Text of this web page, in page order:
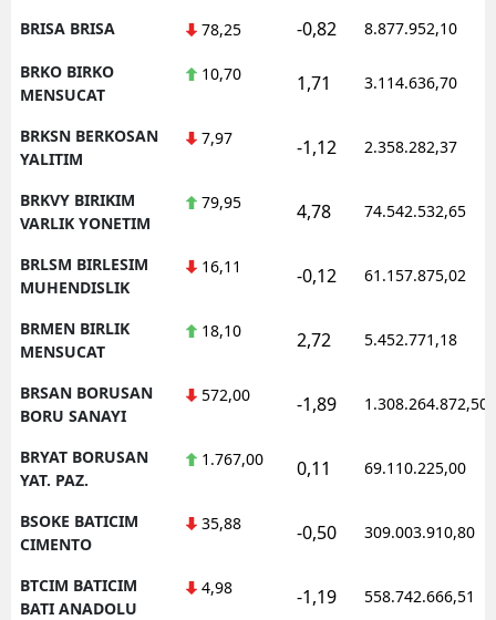
BRISA BRISA 78,25 -0,82 8.877.952,10
BRKO BIRKO
MENSUCAT
10,70 1,71 3.114.636,70
BRKSN BERKOSAN
YALITIM
7,97 -1,12 2.358.282,37
BRKVY BIRIKIM
VARLIK YONETIM
79,95 4,78 74.542.532,65
BRLSM BIRLESIM
MUHENDISLIK
16,11 -0,12 61.157.875,02
BRMEN BIRLIK
MENSUCAT
18,10 2,72 5.452.771,18
BRSAN BORUSAN
BORU SANAYI
572,00 -1,89 1.308.264.872,50
BRYAT BORUSAN
YAT. PAZ.
1.767,00 0,11 69.110.225,00
BSOKE BATICIM
CIMENTO
35,88 -0,50 309.003.910,80
BTCIM BATICIM
BATI ANADOLU
4,98 -1,19 558.742.666,51